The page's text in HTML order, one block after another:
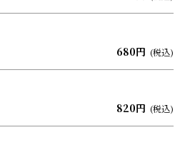
680円 (税込)
820円 (税込)